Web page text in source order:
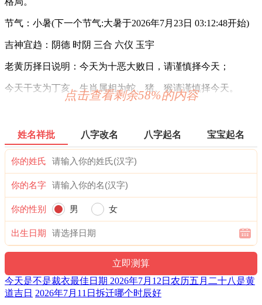
节气：小暑(下一个节气:大暑于2026年7月23日 03:12:48开始)
吉神宜趋：阴德 时阴 三合 六仪 玉宇
老黄历择日说明：今天为十恶大败日，请谨慎择今天；
今天干支为丁亥，生肖属相为蛇、猪、猴请谨慎择今天。
0时-1时 庚子时：沖马 煞南 时沖庚午 天兵 罗纹 司命
宜：祈福 求嗣 出行 求财 嫁娶 安葬 作灶 祭祀
忌：上樑 盖屋 入殓
1时-3时 辛丑时： 沖羊 煞东 时沖辛未 三合 进贵 福星 武曲
宜：祈福 求嗣 订婚 嫁娶 出行 求财 开业 交易 安床 祭祀
忌：
3时-5时 壬寅时： 沖猴 煞北 时沖壬申 六戊 青龙 帝旺 左辅
宜：订婚 嫁娶 安床 移徙 入宅 修造 安葬 赴任 见贵 出行 求财
点击查看剩余58%的内容
姓名祥批 八字改名 八字起名 宝宝起名
你的姓氏
你的名字
你的性别 男 女
出生日期
今天是不是裁衣最佳日期 2026年7月12日农历五月二十八是黄
道吉日 2026年7月11日拆迁哪个时辰好